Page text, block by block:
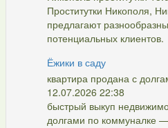
Проститутки Никополя,
предлагают
потенциальных клиентов.
Ёжики в саду
квартира продана с
12.07.2026 22:38
быстрый выкуп
долгами по коммуналке